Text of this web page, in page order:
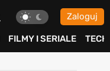
Zaloguj
FILMY I SERIALE TECH